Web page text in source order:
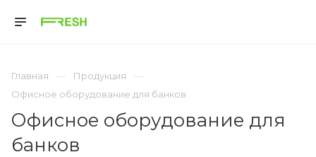
Главная
Продукция
Офисное оборудование для банков
Офисное оборудование для
банков